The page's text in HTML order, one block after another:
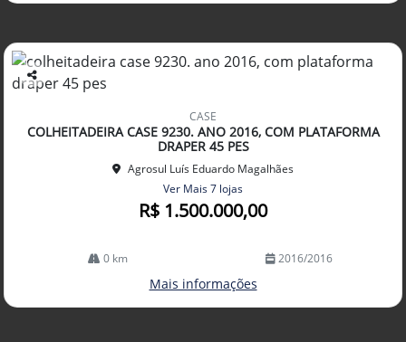
Co
arti
lhe
CASE
COLHEITADEIRA CASE 9230. ANO 2016, COM PLATAFORMA
DRAPER 45 PES
Agrosul Luís Eduardo Magalhães
Ver Mais 7 lojas
R$ 1.500.000,00
0 km 2016/2016
Mais informações